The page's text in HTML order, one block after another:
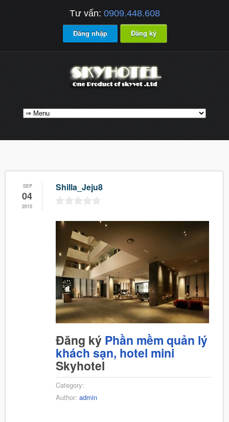
Tư vấn: 0909.448.608
Đăng nhập Đăng ký
SEP
04
2015
Shilla_Jeju8
Đăng ký Phần mềm quản lý
khách sạn, hotel mini
Skyhotel
Category:
Author: admin